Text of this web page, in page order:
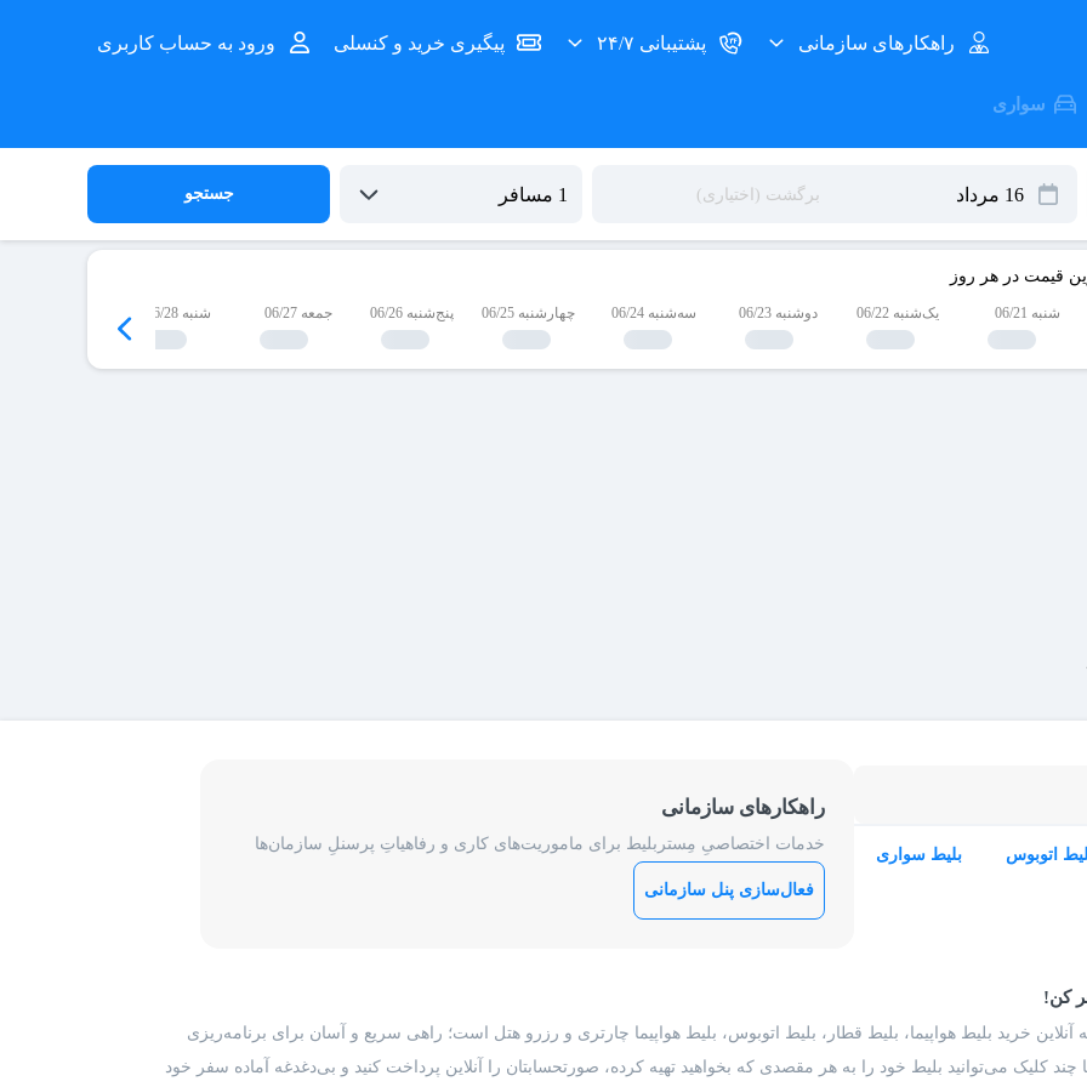
راهکارهای سازمانی پشتیبانی ۲۴/۷ پیگیری خرید و کنسلی ورود به حساب کاربری
سواری
جستجو
قیمت در هر روز
شنبه 06/21 یک‌شنبه 06/22 دوشنبه 06/23 سه‌شنبه 06/24 چهارشنبه 06/25 پنج‌شنبه 06/26 جمعه 06/27 شنبه 06/28
اتوبوس بلیط سواری
راهکارهای سازمانی
خدمات اختصاصیِ مِستربلیط برای ماموریت‌های کاری و رفاهیاتِ پرسنلِ سازمان‌ها
فعال‌سازی پنل سازمانی
کن!
آنلاین خرید بلیط هواپیما، بلیط قطار، بلیط اتوبوس، بلیط هواپیما چارتری و رزرو هتل است؛ راهی سریع و آسان برای برنامه‌ریزی
چند کلیک می‌توانید بلیط خود را به هر مقصدی که بخواهید تهیه کرده، صورتحسابتان را آنلاین پرداخت کنید و بی‌دغدغه آماده سفر خود